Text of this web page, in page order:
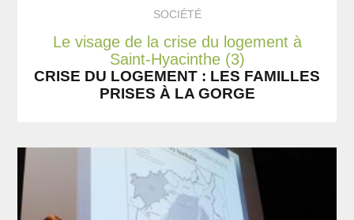
SOCIÉTÉ
Le visage de la crise du logement à
Saint-Hyacinthe (3)
CRISE DU LOGEMENT : LES FAMILLES
PRISES À LA GORGE